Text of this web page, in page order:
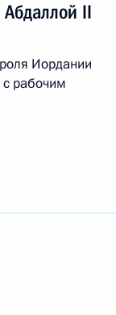
II
Иордании
рабочим